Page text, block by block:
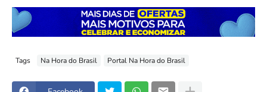
Tags Na Hora do Brasil Portal Na Hora do Brasil